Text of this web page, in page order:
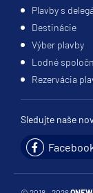
Plavby s
Destinácie
Výber plavby
Lodné
Rezervácia
Sledujte naše